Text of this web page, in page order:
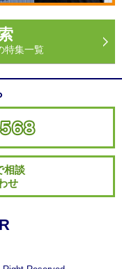
特集一覧
相談
せ